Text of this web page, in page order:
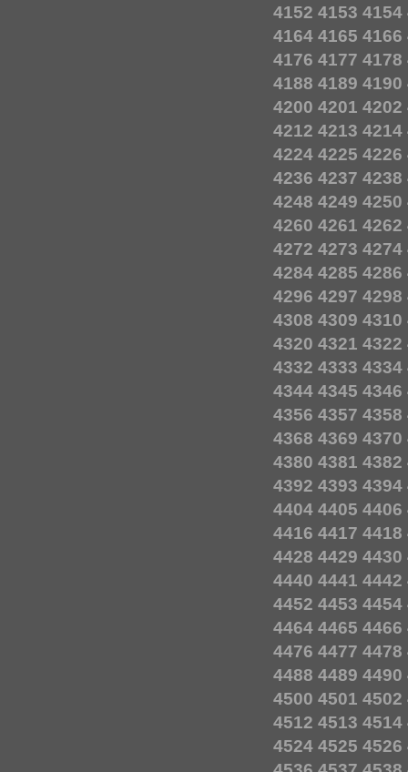
4152 4153 4154
4164 4165 4166
4176 4177 4178
4188 4189 4190
4200 4201 4202
4212 4213 4214
4224 4225 4226
4236 4237 4238
4248 4249 4250
4260 4261 4262
4272 4273 4274
4284 4285 4286
4296 4297 4298
4308 4309 4310
4320 4321 4322
4332 4333 4334
4344 4345 4346
4356 4357 4358
4368 4369 4370
4380 4381 4382
4392 4393 4394
4404 4405 4406
4416 4417 4418
4428 4429 4430
4440 4441 4442
4452 4453 4454
4464 4465 4466
4476 4477 4478
4488 4489 4490
4500 4501 4502
4512 4513 4514
4524 4525 4526